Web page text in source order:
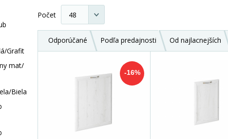
Grafit
mat/
Biela
Počet
Odporúčané Podľa predajnosti Od najlacnejších
-16%